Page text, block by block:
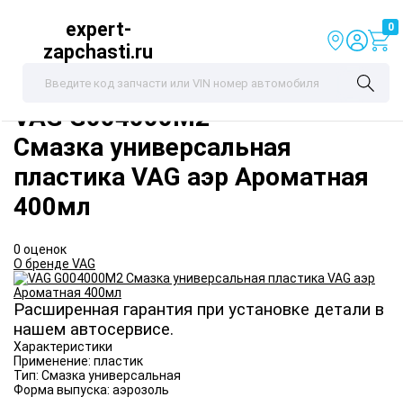
expert-
zapchasti.ru
0
VAGG004000M2
Смазка универсальная
пластика VAG аэр Ароматная
400мл
0 оценок
О бренде VAG
Расширенная гарантия при установке детали в
нашем автосервисе.
Характеристики
Применение: пластик
Тип: Смазка универсальная
Форма выпуска: аэрозоль